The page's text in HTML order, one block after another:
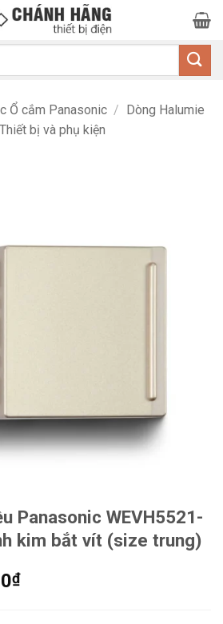
Ổ cắm Panasonic / Dòng Halumie
Thiết bị và phụ kiện
Panasonic WEVH5521-
kim bắt vít (size trung)
₫Giá